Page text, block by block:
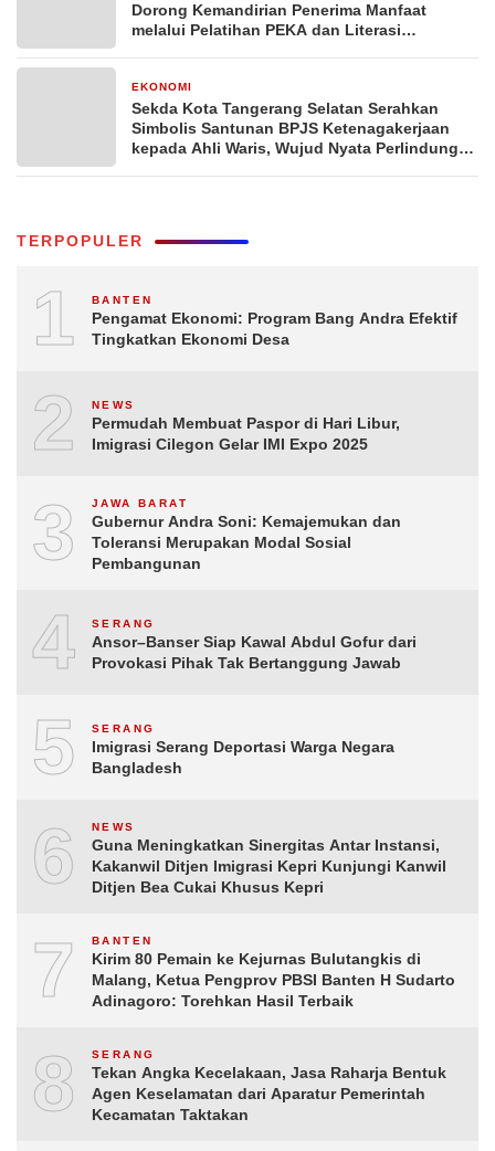
Dorong Kemandirian Penerima Manfaat
melalui Pelatihan PEKA dan Literasi
EKONOMI
Sekda Kota Tangerang Selatan Serahkan
Simbolis Santunan BPJS Ketenagakerjaan
kepada Ahli Waris, Wujud Nyata Perlindungan
TERPOPULER
1 BANTEN
Pengamat Ekonomi: Program Bang Andra Efektif
Tingkatkan Ekonomi Desa
2 NEWS
Permudah Membuat Paspor di Hari Libur,
Imigrasi Cilegon Gelar IMI Expo 2025
3 JAWA BARAT
Gubernur Andra Soni: Kemajemukan dan
Toleransi Merupakan Modal Sosial
Pembangunan
4 SERANG
Ansor–Banser Siap Kawal Abdul Gofur dari
Provokasi Pihak Tak Bertanggung Jawab
5 SERANG
Imigrasi Serang Deportasi Warga Negara
Bangladesh
6 NEWS
Guna Meningkatkan Sinergitas Antar Instansi,
Kakanwil Ditjen Imigrasi Kepri Kunjungi Kanwil
Ditjen Bea Cukai Khusus Kepri
7 BANTEN
Kirim 80 Pemain ke Kejurnas Bulutangkis di
Malang, Ketua Pengprov PBSI Banten H Sudarto
Adinagoro: Torehkan Hasil Terbaik
8 SERANG
Tekan Angka Kecelakaan, Jasa Raharja Bentuk
Agen Keselamatan dari Aparatur Pemerintah
Kecamatan Taktakan